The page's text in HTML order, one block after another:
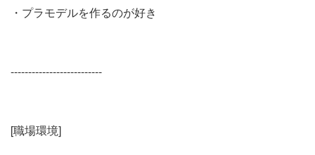
・プラモデルを作るのが好き
--------------------------
[職場環境]